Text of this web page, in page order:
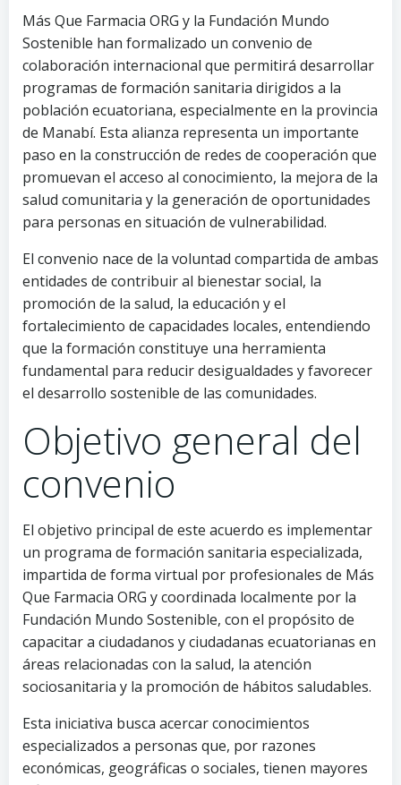
Más Que Farmacia ORG y la Fundación Mundo
Sostenible han formalizado un convenio de
colaboración internacional que permitirá desarrollar
programas de formación sanitaria dirigidos a la
población ecuatoriana, especialmente en la provincia
de Manabí. Esta alianza representa un importante
paso en la construcción de redes de cooperación que
promuevan el acceso al conocimiento, la mejora de la
salud comunitaria y la generación de oportunidades
para personas en situación de vulnerabilidad.
El convenio nace de la voluntad compartida de ambas
entidades de contribuir al bienestar social, la
promoción de la salud, la educación y el
fortalecimiento de capacidades locales, entendiendo
que la formación constituye una herramienta
fundamental para reducir desigualdades y favorecer
el desarrollo sostenible de las comunidades.
Objetivo general del
convenio
El objetivo principal de este acuerdo es implementar
un programa de formación sanitaria especializada,
impartida de forma virtual por profesionales de Más
Que Farmacia ORG y coordinada localmente por la
Fundación Mundo Sostenible, con el propósito de
capacitar a ciudadanos y ciudadanas ecuatorianas en
áreas relacionadas con la salud, la atención
sociosanitaria y la promoción de hábitos saludables.
Esta iniciativa busca acercar conocimientos
especializados a personas que, por razones
económicas, geográficas o sociales, tienen mayores